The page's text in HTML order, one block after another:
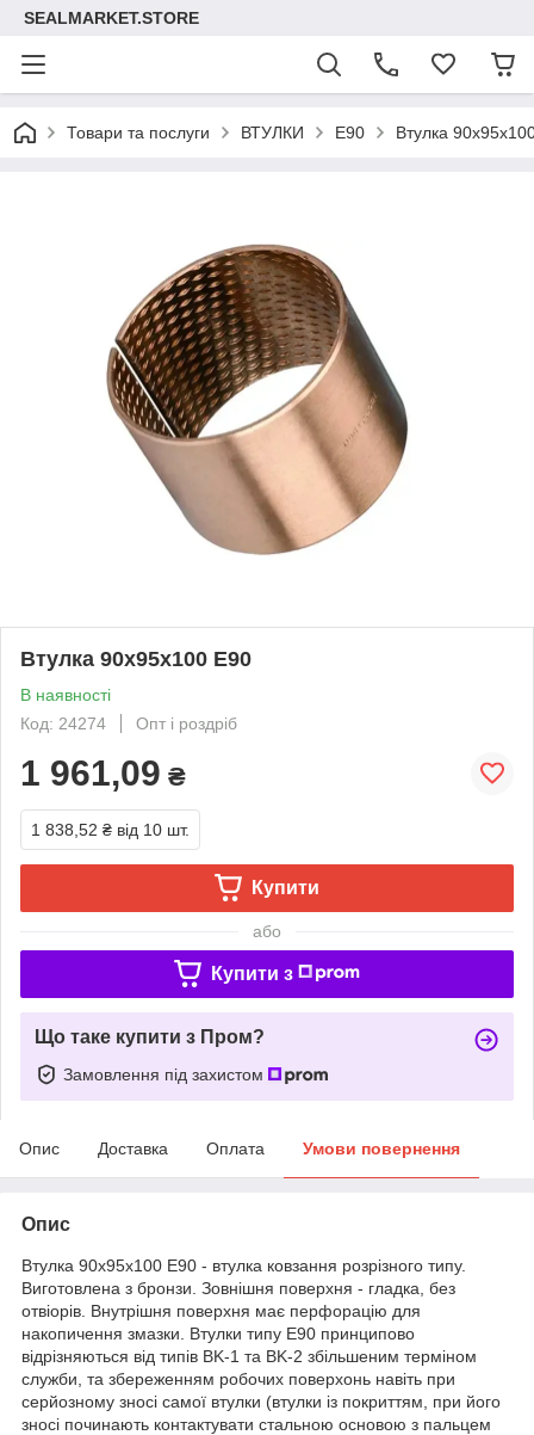
SEALMARKET.STORE
Товари та послуги ВТУЛКИ Е90 Втулка
Втулка 90х95х100 Е90
В наявності
Код: 24274
Опт і роздріб
1 961,09 ₴
1 838,52 ₴ від 10 шт.
Купити
або
Купити з
Що таке купити з Пром?
Замовлення під захистом
Опис Доставка Оплата Умови повернення
Опис
Втулка 90х95х100 Е90 - втулка ковзання розрізного типу.
Виготовлена з бронзи. Зовнішня поверхня - гладка, без
отвіорів. Внутрішня поверхня має перфорацію для
накопичення змазки. Втулки типу E90 принципово
відрізняються від типів BK-1 та BK-2 збільшеним терміном
служби, та збереженням робочих поверхонь навіть при
серйозному зносі самої втулки (втулки із покриттям, при його
зносі починають контактувати стальною основою з пальцем